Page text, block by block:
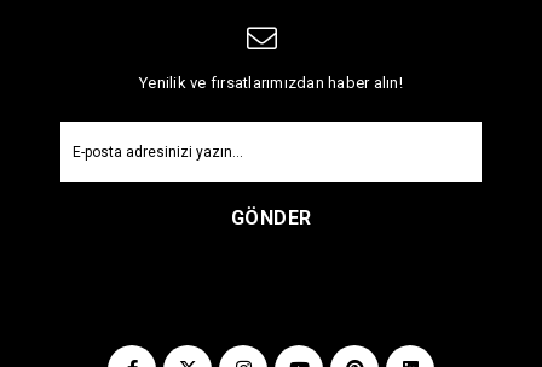
Yenilik ve fırsatlarımızdan haber alın!
GÖNDER